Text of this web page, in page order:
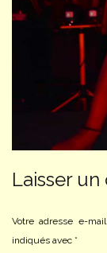
Laisser
Votre adresse e-
indiqués avec *